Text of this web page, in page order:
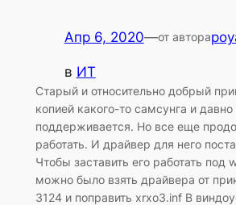
Апр 6, 2020—от автора
в ИТ
Старый и относительно добрый
копией какого-то самсунга и
поддерживается. Но все еще
работать. И драйвер для него
Чтобы заставить его работать под
можно было взять драйвера от
3124 и поправить xrxo3.inf В